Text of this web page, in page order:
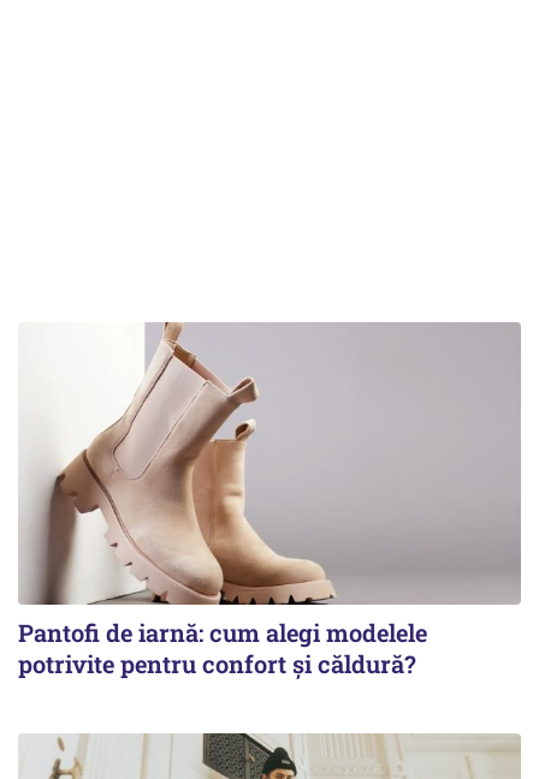
Pantofi de iarnă: cum alegi modelele
potrivite pentru confort și căldură?